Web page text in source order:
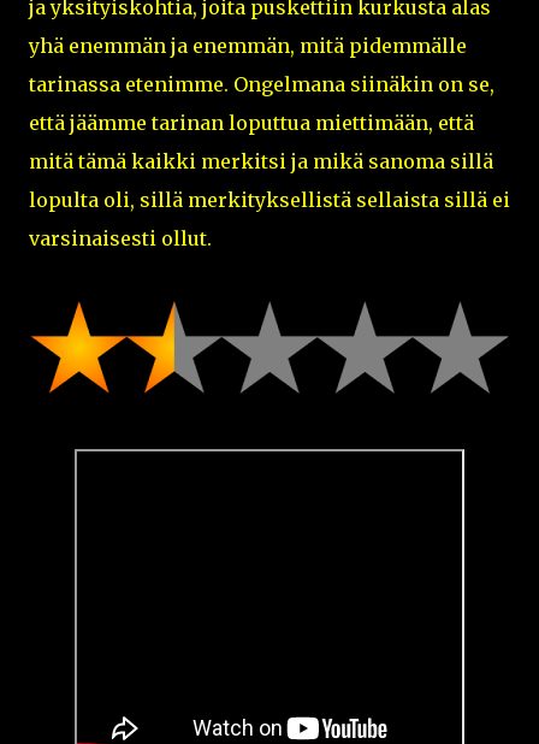
ja yksityiskohtia, joita puskettiin kurkusta alas
yhä enemmän ja enemmän, mitä pidemmälle
tarinassa etenimme. Ongelmana siinäkin on se,
että jäämme tarinan loputtua miettimään, että
mitä tämä kaikki merkitsi ja mikä sanoma sillä
lopulta oli, sillä merkityksellistä sellaista sillä ei
varsinaisesti ollut.